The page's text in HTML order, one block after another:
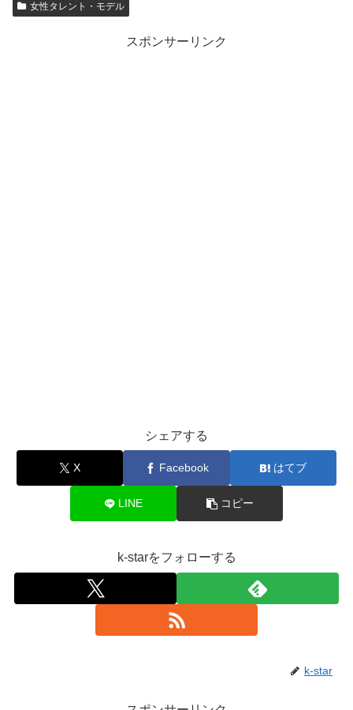
女性タレント・モデル
スポンサーリンク
シェアする
X Facebook はてブ
LINE コピー
k-starをフォローする
k-star